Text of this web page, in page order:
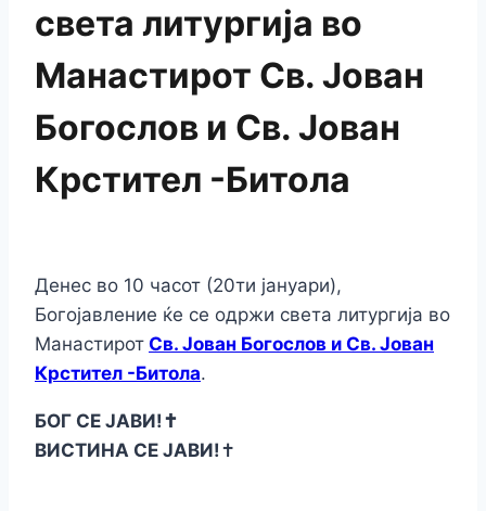
света литургија во
Манастирот Св. Јован
Богослов и Св. Јован
Крстител -Битола
Денес во 10 часот (20ти јануари),
Богојавление ќе се одржи света литургија во
Манастирот Св. Јован Богослов и Св. Јован
Крстител -Битола.
БОГ СЕ ЈАВИ!✝️
ВИСТИНА СЕ ЈАВИ! ✝️